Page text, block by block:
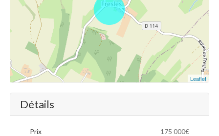
Leaflet
Détails
Prix
175 000€